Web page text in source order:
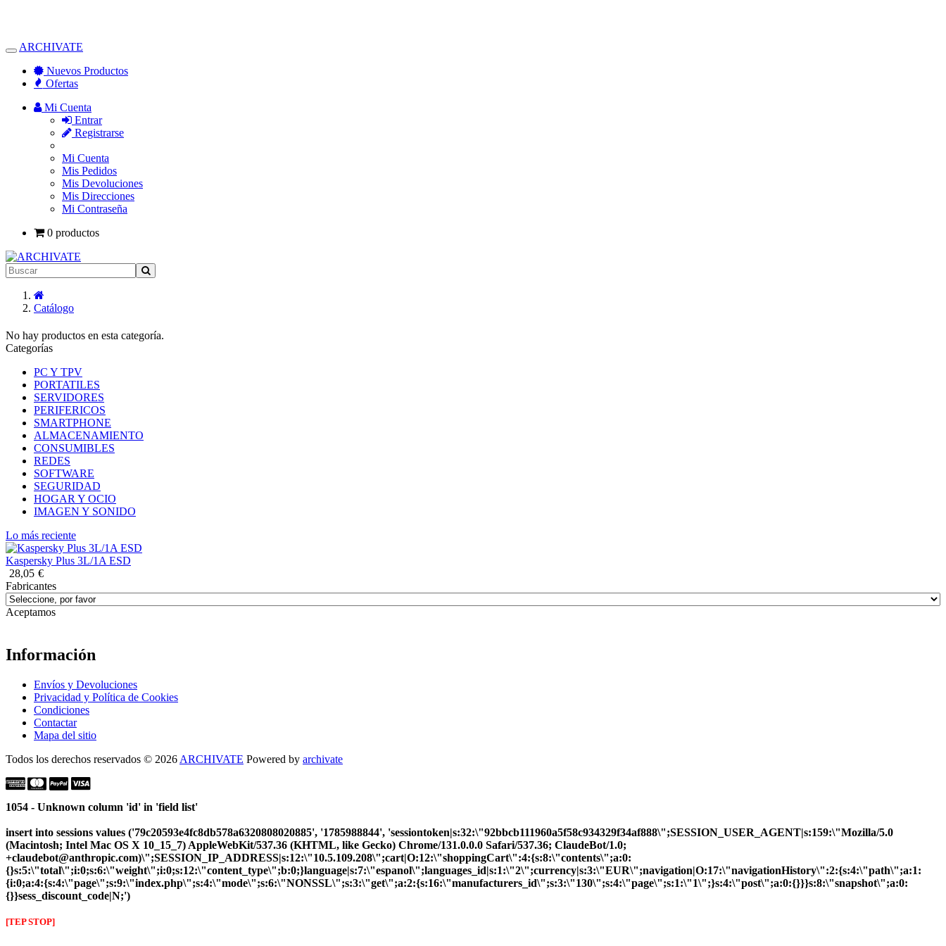
Alternar
Navegación
ARCHIVATE
Nuevos Productos
Ofertas
Mi Cuenta
Entrar
Registrarse
Mi Cuenta
Mis Pedidos
Mis Devoluciones
Mis Direcciones
Mi Contraseña
0 productos
Catálogo
No hay productos en esta categoría.
Categorías
PC Y TPV
PORTATILES
SERVIDORES
PERIFERICOS
SMARTPHONE
ALMACENAMIENTO
CONSUMIBLES
REDES
SOFTWARE
SEGURIDAD
HOGAR Y OCIO
IMAGEN Y SONIDO
Lo más reciente
Kaspersky Plus 3L/1A ESD
28,05 €
Fabricantes
Aceptamos
Información
Envíos y Devoluciones
Privacidad y Política de Cookies
Condiciones
Contactar
Mapa del sitio
Todos los derechos reservados © 2026 ARCHIVATE Powered by archivate
1054 - Unknown column 'id' in 'field list'
insert into sessions values ('79c20593e4fc8db578a6320808020885', '1785988844', 'sessiontoken|s:32:\"92bbcb111960a5f58c934329f34af888\";SESSION_USER_AGENT|s:159:\"Mozilla/5.0
(Macintosh; Intel Mac OS X 10_15_7) AppleWebKit/537.36 (KHTML, like Gecko) Chrome/131.0.0.0 Safari/537.36; ClaudeBot/1.0;
+claudebot@anthropic.com)\";SESSION_IP_ADDRESS|s:12:\"10.5.109.208\";cart|O:12:\"shoppingCart\":4:{s:8:\"contents\";a:0:
{}s:5:\"total\";i:0;s:6:\"weight\";i:0;s:12:\"content_type\";b:0;}language|s:7:\"espanol\";languages_id|s:1:\"2\";currency|s:3:\"EUR\";navigation|O:17:\"navigationHistory\":2:{s:4:\"path\";a:1:
{i:0;a:4:{s:4:\"page\";s:9:\"index.php\";s:4:\"mode\";s:6:\"NONSSL\";s:3:\"get\";a:2:{s:16:\"manufacturers_id\";s:3:\"130\";s:4:\"page\";s:1:\"1\";}s:4:\"post\";a:0:{}}}s:8:\"snapshot\";a:0:
{}}sess_discount_code|N;')
[TEP STOP]